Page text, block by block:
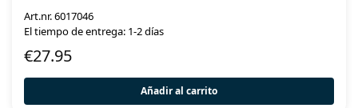
Art.nr. 6017046
El tiempo de entrega: 1-2 días
€27.95
Añadir al carrito